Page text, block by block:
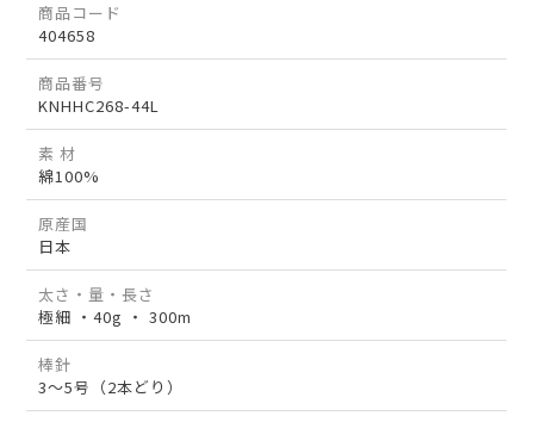
商品コード
404658
商品番号
KNHHC268-44L
素 材
綿100%
原産国
日本
太さ・量・長さ
極細 ・40g ・ 300m
棒針
3～5号（2本どり）